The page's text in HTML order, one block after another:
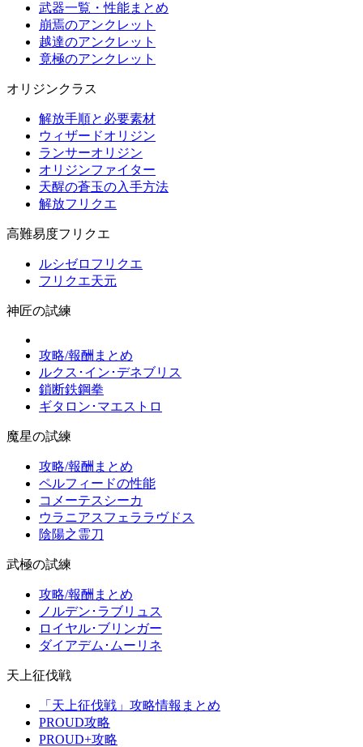
武器一覧・性能まとめ
崩焉のアンクレット
越達のアンクレット
竟極のアンクレット
オリジンクラス
解放手順と必要素材
ウィザードオリジン
ランサーオリジン
オリジンファイター
天醒の蒼玉の入手方法
解放フリクエ
高難易度フリクエ
ルシゼロフリクエ
フリクエ天元
神匠の試練
攻略/報酬まとめ
ルクス･イン･デネブリス
鎖断鉄鋼拳
ギタロン･マエストロ
魔星の試練
攻略/報酬まとめ
ペルフィードの性能
コメーテスシーカ
ウラニアスフェララヴドス
陰陽之霊刀
武極の試練
攻略/報酬まとめ
ノルデン･ラブリュス
ロイヤル･ブリンガー
ダイアデム･ムーリネ
天上征伐戦
「天上征伐戦」攻略情報まとめ
PROUD攻略
PROUD+攻略